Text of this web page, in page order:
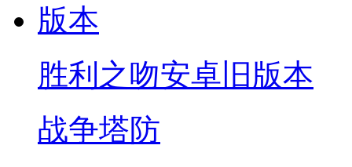
胜利之吻安卓旧版本
战争塔防